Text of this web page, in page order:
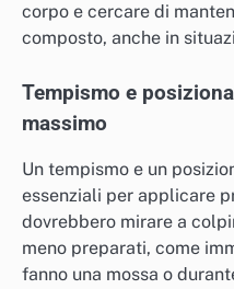
corpo e cercare di
composto, anche in
Tempismo e
massimo
Un tempismo e un
essenziali per applicare
dovrebbero mirare a
meno preparati, come
fanno una mossa o